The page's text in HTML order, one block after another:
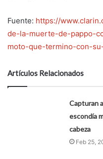
Fuente: https://
de-la-muerte-de-pappo-
moto-que-termino-con-
Artículos Relacionados
Capturan
escondía
cabeza
Feb 25,